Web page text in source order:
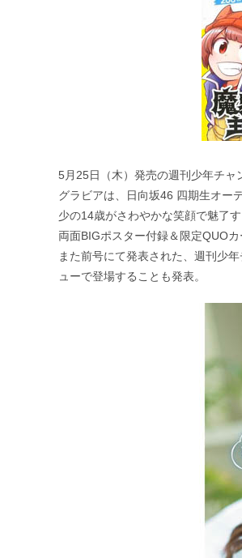
5月25日（木）発売の週刊少年チ
グラビアは、日向坂46 四期生オー
少の14歳がさわやかな笑顔で魅了す
両面BIGポスター付録＆限定QUOカ
また前号にて発表された、週刊少
ューで登場することも発表。